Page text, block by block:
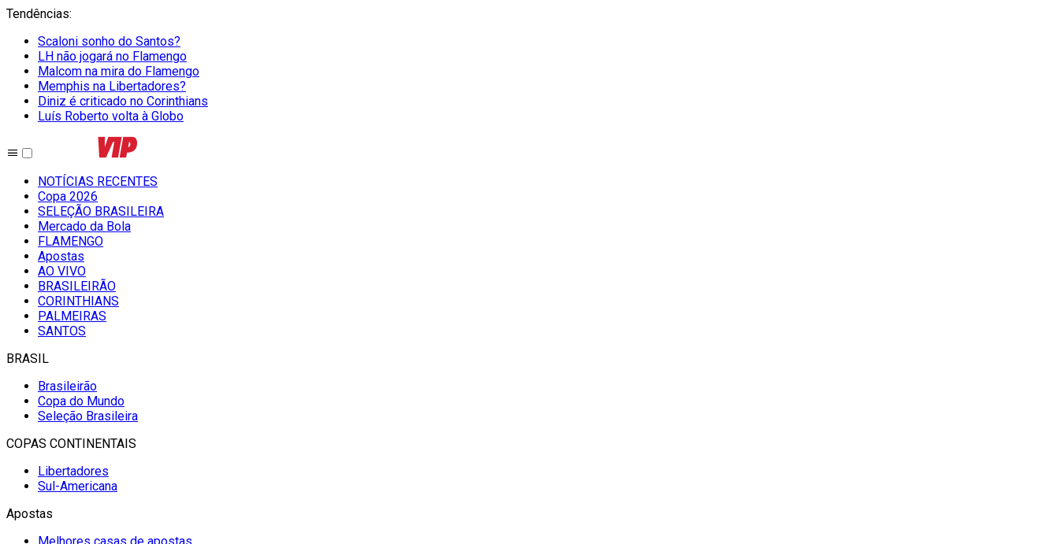
Tendências:
Scaloni sonho do Santos?
LH não jogará no Flamengo
Malcom na mira do Flamengo
Memphis na Libertadores?
Diniz é criticado no Corinthians
Luís Roberto volta à Globo
NOTÍCIAS RECENTES
Copa 2026
SELEÇÃO BRASILEIRA
Mercado da Bola
FLAMENGO
Apostas
AO VIVO
BRASILEIRÃO
CORINTHIANS
PALMEIRAS
SANTOS
BRASIL
Brasileirão
Copa do Mundo
Seleção Brasileira
COPAS CONTINENTAIS
Libertadores
Sul-Americana
Apostas